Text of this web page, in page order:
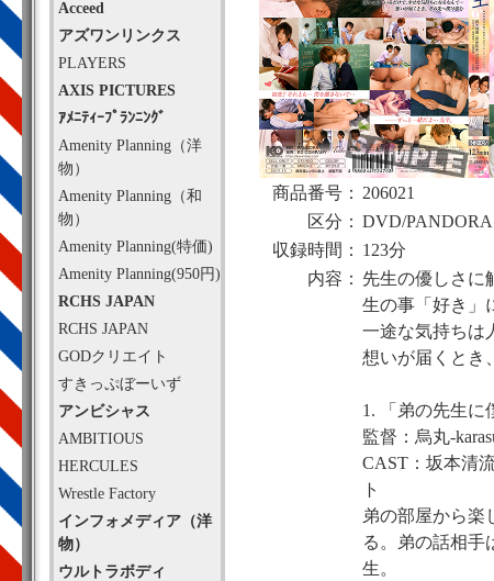
Acceed
アズワンリンクス
PLAYERS
AXIS PICTURES
ｱﾒﾆﾃｨｰﾌﾟﾗﾝﾆﾝｸﾞ
Amenity Planning（洋
物）
Amenity Planning（和
物）
Amenity Planning(特価)
Amenity Planning(950円)
RCHS JAPAN
RCHS JAPAN
GODクリエイト
すきっぷぼーいず
アンビシャス
AMBITIOUS
HERCULES
Wrestle Factory
インフォメディア（洋
物）
ウルトラボディ
商品番号： 206021
区分： DVD/PANDORA
収録時間： 123分
内容： 先生の優しさに
生の事「好き」
一途な気持ち
想いが届くとき
1. 「弟の先生に
監督：烏丸-
CAST：坂本清
ト
弟の部屋から楽
る。弟の話相手
生。